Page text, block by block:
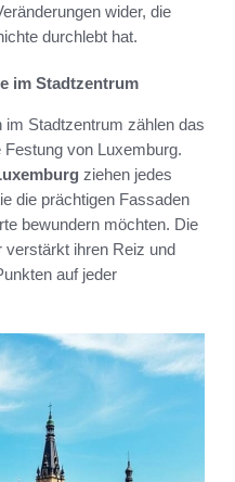
wider, die
durchlebt hat.
im Stadtzentrum
Stadtzentrum zählen das
von Luxemburg.
ziehen jedes
die prächtigen Fassaden
bewundern möchten. Die
verstärkt ihren Reiz und
auf jeder